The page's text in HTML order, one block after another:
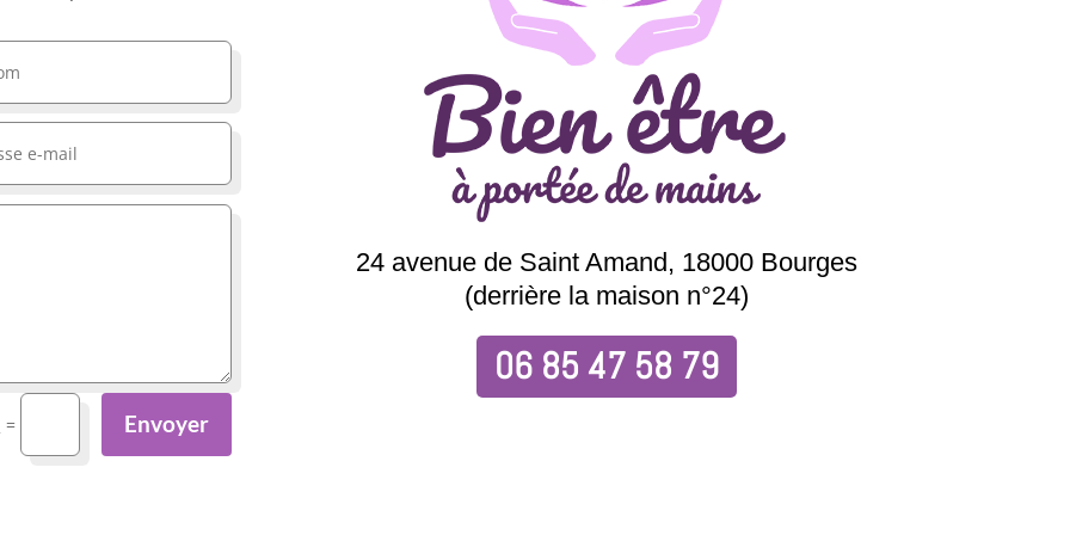
= Envoyer
24 avenue de Saint Amand, 18000 Bourges
(derrière la maison n°24)
06 85 47 58 79